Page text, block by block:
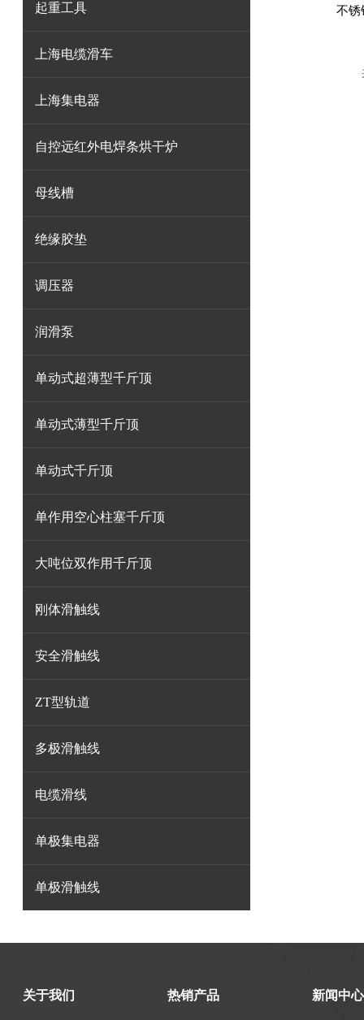
起重工具
上海电缆滑车
上海集电器
自控远红外电焊条烘干炉
母线槽
绝缘胶垫
调压器
润滑泵
单动式超薄型千斤顶
单动式薄型千斤顶
单动式千斤顶
单作用空心柱塞千斤顶
大吨位双作用千斤顶
刚体滑触线
安全滑触线
ZT型轨道
多极滑触线
电缆滑线
单极集电器
单极滑触线
不锈
关于我们 热销产品 新闻中心